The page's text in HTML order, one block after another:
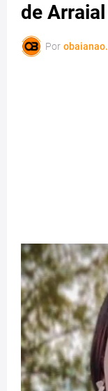
de Arraial
Por